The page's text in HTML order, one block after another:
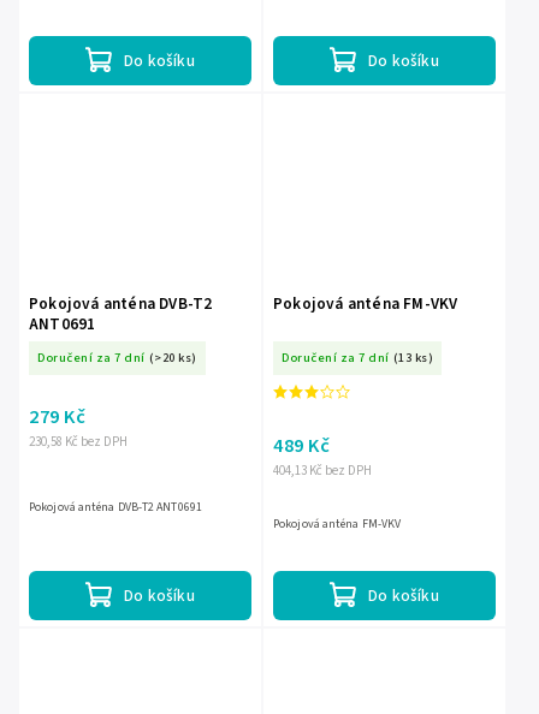
Do košíku Do košíku
Pokojová anténa DVB-T2
ANT0691
Doručení za 7 dní (>20 ks)
230,58 Kč bez DPH
279 Kč
Do košíku
Pokojová anténa DVB-T2 ANT0691
Pokojová anténa FM-VKV
Doručení za 7 dní (13 ks)
404,13 Kč bez DPH
489 Kč
Do košíku
Pokojová anténa FM-VKV